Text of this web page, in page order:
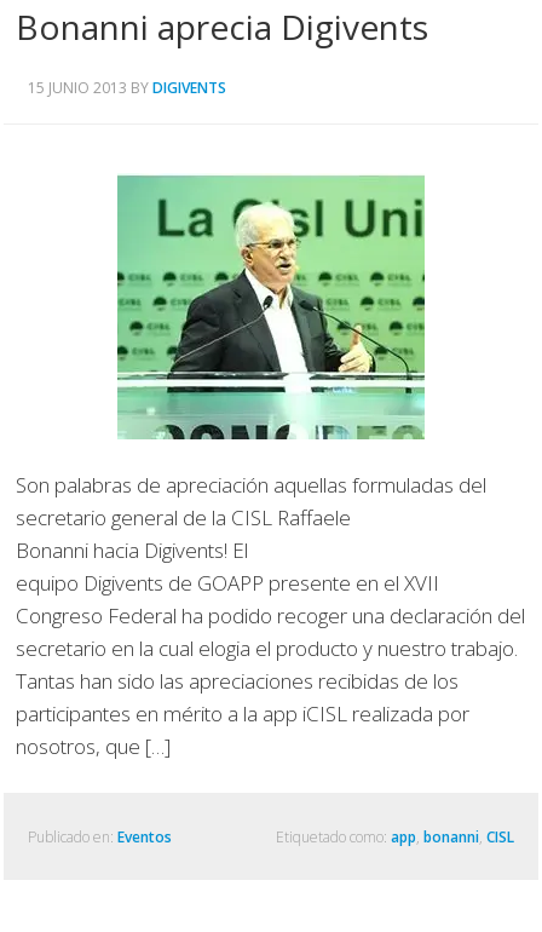
Bonanni aprecia Digivents
15 JUNIO 2013 BYDIGIVENTS
Son palabras de apreciación aquellas formuladas del
secretario general de la CISL Raffaele
Bonanni hacia Digivents! El
equipo Digivents de GOAPP presente en el XVII
Congreso Federal ha podido recoger una declaración del
secretario en la cual elogia el producto y nuestro trabajo.
Tantas han sido las apreciaciones recibidas de los
participantes en mérito a la app iCISL realizada por
nosotros, que […]
Publicado en: Eventos Etiquetado como: app, bonanni, CISL